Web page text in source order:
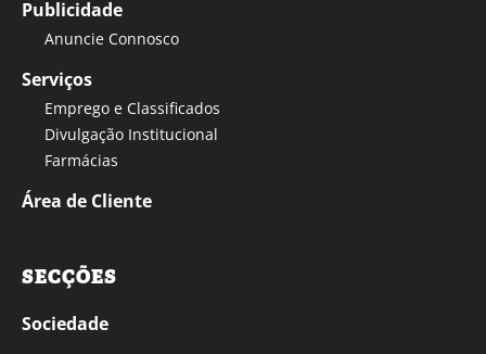
Publicidade
Anuncie Connosco
Serviços
Emprego e Classificados
Divulgação Institucional
Farmácias
Área de Cliente
SECÇÕES
Sociedade